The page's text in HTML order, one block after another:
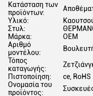
Κατάσταση των
προϊόντων:
Υλικό:
Στυλ:
Μάρκα:
OEM
Αριθμό
μοντέλου:
Τόπος
καταγωγής:
Πιστοποίηση:
ce, RoHS
Ονομασία του
προϊόντος: